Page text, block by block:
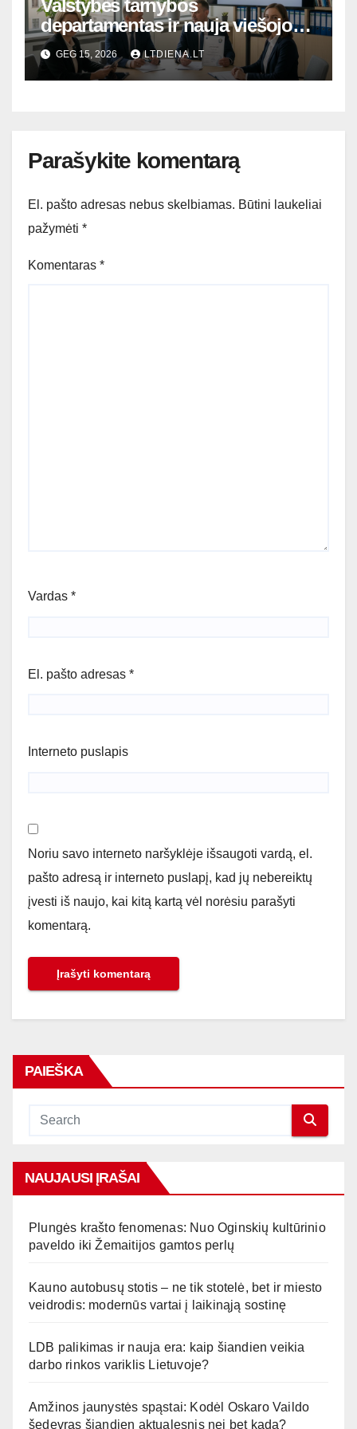
Valstybės tarnybos
departamentas ir nauja viešojo
valdymo era: kaip sėkmingai
įveikti atrankos barjerus
GEG 15, 2026 LTDIENA.LT
Parašykite komentarą
El. pašto adresas nebus skelbiamas. Būtini laukeliai
pažymėti *
Komentaras *
Vardas *
El. pašto adresas *
Interneto puslapis
Noriu savo interneto naršyklėje išsaugoti vardą, el.
pašto adresą ir interneto puslapį, kad jų nebereiktų
įvesti iš naujo, kai kitą kartą vėl norėsiu parašyti
komentarą.
PAIEŠKA
NAUJAUSI ĮRAŠAI
Plungės krašto fenomenas: Nuo Oginskių kultūrinio
paveldo iki Žemaitijos gamtos perlų
Kauno autobusų stotis – ne tik stotelė, bet ir miesto
veidrodis: modernūs vartai į laikinąją sostinę
LDB palikimas ir nauja era: kaip šiandien veikia
darbo rinkos variklis Lietuvoje?
Amžinos jaunystės spąstai: Kodėl Oskaro Vaildo
šedevras šiandien aktualesnis nei bet kada?